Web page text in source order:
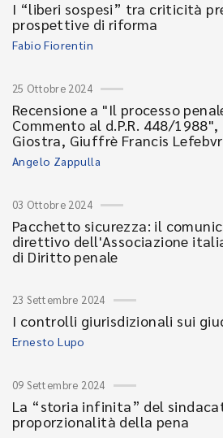
I “liberi sospesi” tra criticità
prospettive di riforma
Fabio Fiorentin
25 Ottobre 2024
Recensione a "Il processo
Commento al d.P.R. 448/
Giostra, Giuffrè Francis
Angelo Zappulla
03 Ottobre 2024
Pacchetto sicurezza: il
direttivo dell'Associazione
di Diritto penale
23 Settembre 2024
I controlli giurisdizionali sui
Ernesto Lupo
09 Settembre 2024
La “storia infinita” del
proporzionalità della pena